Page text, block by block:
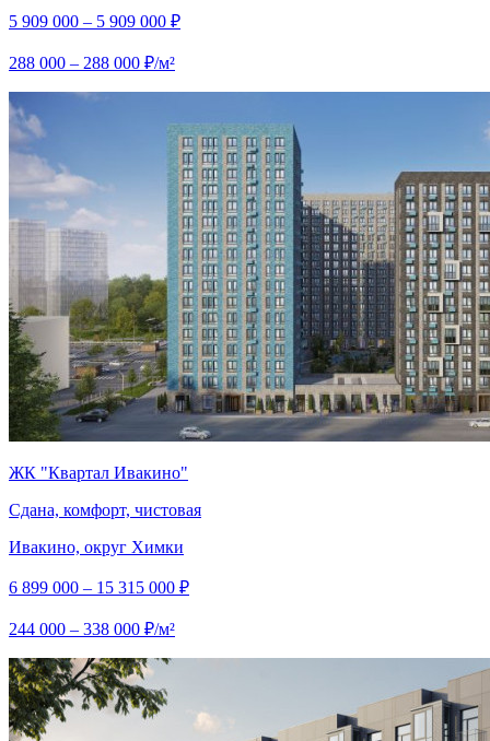
5 909 000 – 5 909 000 ₽
288 000 – 288 000 ₽/м²
ЖК "Квартал Ивакино"
Сдана, комфорт, чистовая
Ивакино, округ Химки
6 899 000 – 15 315 000 ₽
244 000 – 338 000 ₽/м²